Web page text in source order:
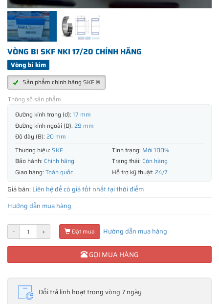
VÒNG BI SKF NKI 17/20 CHÍNH HÃNG
Vòng bi kim
Sản phẩm chính hãng SKF ®
Thông số sản phẩm
Đường kính trong (d): 17 mm
Đường kính ngoài (D): 29 mm
Độ dày (B): 20 mm
Thương hiệu: SKF Tình trạng: Mới 100%
Bảo hành: Chính hãng Trạng thái: Còn hàng
Giao hàng: Toàn quốc Hỗ trợ kỹ thuật: 24/7
Giá bán: Liên hệ để có giá tốt nhất tại thời điểm
Hướng dẫn mua hàng
- + Đặt mua Hướng dẫn mua hàng
GỌI MUA HÀNG
Đổi trả linh hoạt trong vòng 7 ngày